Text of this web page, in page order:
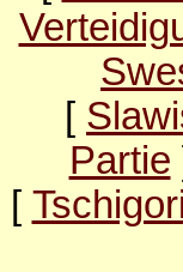
[
Partie
[